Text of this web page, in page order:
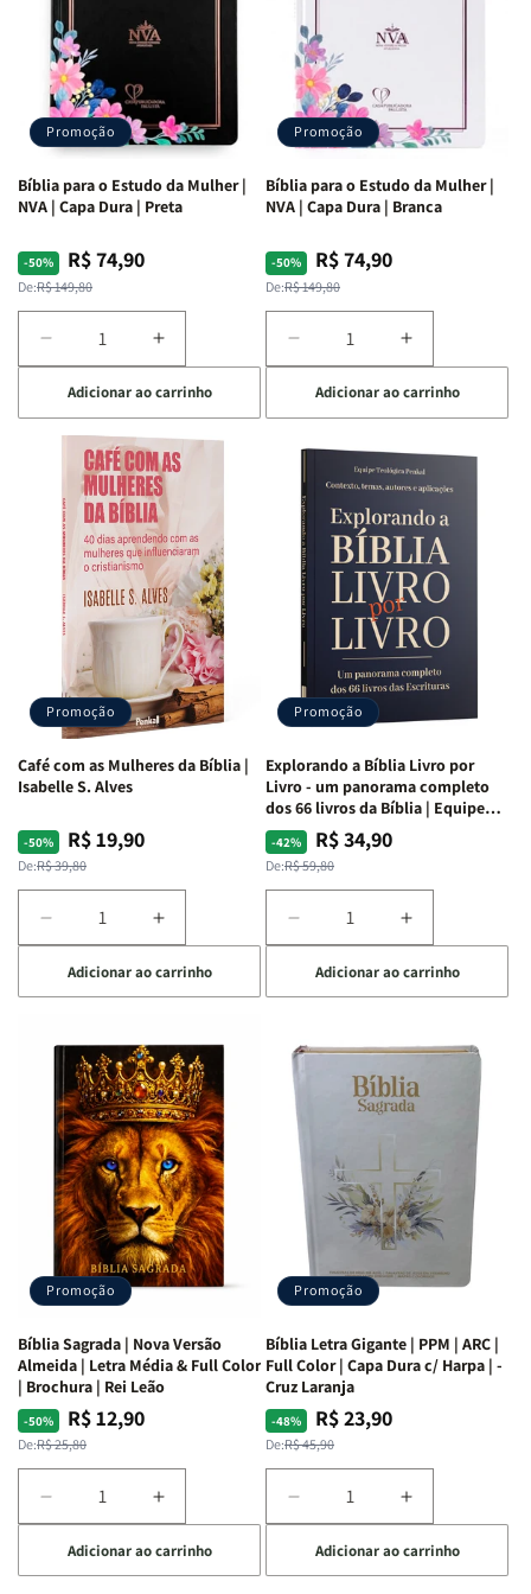
Promoção
Bíblia para o Estudo da Mulher |
NVA | Capa Dura | Preta
-50%
Preço
normal
De:R$ 149,80
Preço
promocional
R$ 74,90
Diminuir
a
quantidade
de
Bíblia
para
Estudo
da
Mulher
NVA
Capa
Dura
|
Preta
Aumentar
a
quantidade
de
Bíblia
para
o
Estudo
da
Mulher
|
NVA
|
Capa
Dura
|
Adicionar ao carrinho
Promoção
Bíblia para o Estudo da Mulher |
NVA | Capa Dura | Branca
-50%
Preço
normal
De:R$ 149,80
Preço
promocional
R$ 74,90
Diminuir
a
quantidade
de
Bíblia
o
Estudo
da
Mulher
NVA
Capa
Dura
|
Aumentar
a
quantidade
de
Bíblia
para
o
Estudo
Mulher
|
NVA
|
Capa
Dura
|
Adicionar ao carrinho
Promoção
Café com as Mulheres da Bíblia |
Isabelle S. Alves
-50%
Preço
normal
De:R$ 39,80
Preço
promocional
R$ 19,90
Diminuir
a
quantidade
de
com
Mulheres
da
Bíblia
Isabelle
S.
Alves
Aumentar
a
quantidade
de
com
as
Mulheres
da
Bíblia
|
Isabelle
S.
Alves
Adicionar ao carrinho
Promoção
Explorando a Bíblia Livro por
Livro - um panorama completo
dos 66 livros da Bíblia | Equipe
teológica Penkal
-42%
Preço
normal
De:R$ 59,80
Preço
promocional
R$ 34,90
Diminuir
a
quantidade
de
a
Bíblia
Livro
por
Livro
um
panorama
completo
dos
66
da
Bíblia
Equipe
teológica
Penkal
Aumentar
a
quantidade
de
a
Bíblia
Livro
-
um
panorama
completo
dos
da
Bíblia
Penkal
Adicionar ao carrinho
Promoção
Bíblia Sagrada | Nova Versão
Almeida | Letra Média & Full Color
| Brochura | Rei Leão
-50%
Preço
normal
De:R$ 25,80
Preço
promocional
R$ 12,90
Diminuir
a
quantidade
de
Aumentar
a
quantidade
de
Adicionar ao carrinho
Promoção
Bíblia Letra Gigante | PPM | ARC |
Full Color | Capa Dura c/ Harpa | -
Cruz Laranja
-48%
Preço
normal
De:R$ 45,90
Preço
promocional
R$ 23,90
Diminuir
a
quantidade
de
Aumentar
a
quantidade
de
Adicionar ao carrinho